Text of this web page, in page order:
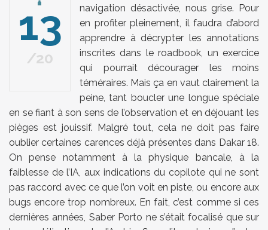
13
20
navigation désactivée, nous grise. Pour
en profiter pleinement, il faudra d’abord
apprendre à décrypter les annotations
inscrites dans le roadbook, un exercice
qui pourrait décourager les moins
téméraires. Mais ça en vaut clairement la
peine, tant boucler une longue spéciale
en se fiant à son sens de l’observation et en déjouant les
pièges est jouissif. Malgré tout, cela ne doit pas faire
oublier certaines carences déjà présentes dans Dakar 18.
On pense notamment à la physique bancale, à la
faiblesse de l’IA, aux indications du copilote qui ne sont
pas raccord avec ce que l’on voit en piste, ou encore aux
bugs encore trop nombreux. En fait, c’est comme si ces
dernières années, Saber Porto ne s’était focalisé que sur